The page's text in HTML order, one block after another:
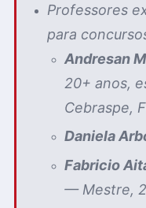
Professores
para
Andresan
20+ anos,
Cebraspe,
Daniela
Fabricio
— Mestre,